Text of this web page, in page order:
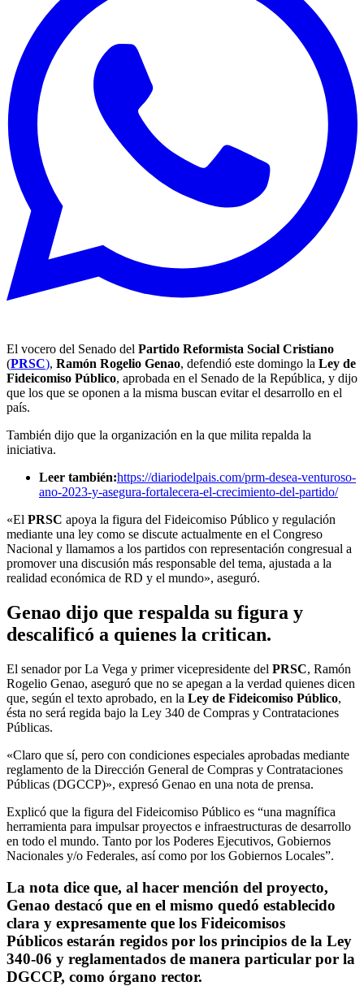
El vocero del Senado del Partido Reformista Social Cristiano
(PRSC), Ramón Rogelio Genao, defendió este domingo la Ley de
Fideicomiso Público, aprobada en el Senado de la República, y dijo
que los que se oponen a la misma buscan evitar el desarrollo en el
país.
También dijo que la organización en la que milita repalda la
iniciativa.
Leer también:https://diariodelpais.com/prm-desea-venturoso-
ano-2023-y-asegura-fortalecera-el-crecimiento-del-partido/
«El PRSC apoya la figura del Fideicomiso Público y regulación
mediante una ley como se discute actualmente en el Congreso
Nacional y llamamos a los partidos con representación congresual a
promover una discusión más responsable del tema, ajustada a la
realidad económica de RD y el mundo», aseguró.
Genao dijo que respalda su figura y
descalificó a quienes la critican.
El senador por La Vega y primer vicepresidente del PRSC, Ramón
Rogelio Genao, aseguró que no se apegan a la verdad quienes dicen
que, según el texto aprobado, en la Ley de Fideicomiso Público,
ésta no será regida bajo la Ley 340 de Compras y Contrataciones
Públicas.
«Claro que sí, pero con condiciones especiales aprobadas mediante
reglamento de la Dirección General de Compras y Contrataciones
Públicas (DGCCP)», expresó Genao en una nota de prensa.
Explicó que la figura del Fideicomiso Público es “una magnífica
herramienta para impulsar proyectos e infraestructuras de desarrollo
en todo el mundo. Tanto por los Poderes Ejecutivos, Gobiernos
Nacionales y/o Federales, así como por los Gobiernos Locales”.
La nota dice que, al hacer mención del proyecto,
Genao destacó que en el mismo quedó establecido
clara y expresamente que los Fideicomisos
Públicos estarán regidos por los principios de la Ley
340-06 y reglamentados de manera particular por la
DGCCP, como órgano rector.